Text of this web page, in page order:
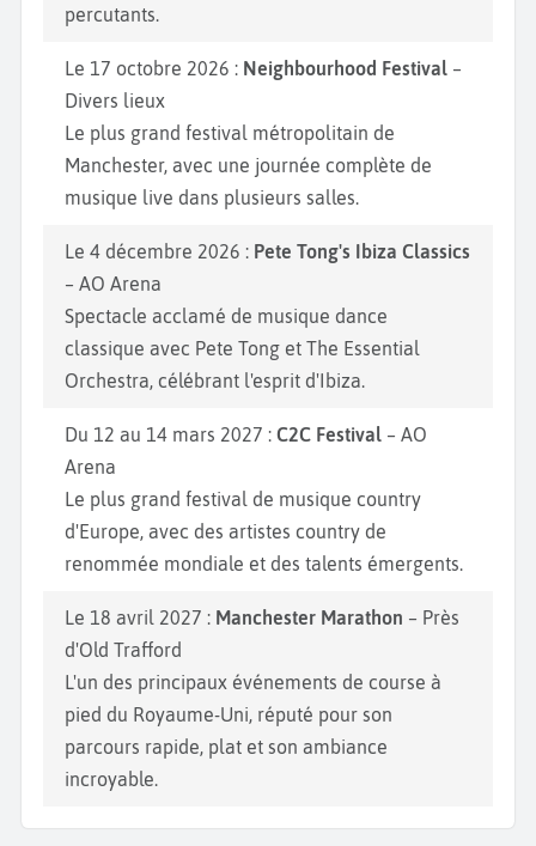
percutants.
Le 17 octobre 2026 : Neighbourhood Festival –
Divers lieux
Le plus grand festival métropolitain de
Manchester, avec une journée complète de
musique live dans plusieurs salles.
Le 4 décembre 2026 : Pete Tong's Ibiza Classics
– AO Arena
Spectacle acclamé de musique dance
classique avec Pete Tong et The Essential
Orchestra, célébrant l'esprit d'Ibiza.
Du 12 au 14 mars 2027 : C2C Festival – AO
Arena
Le plus grand festival de musique country
d'Europe, avec des artistes country de
renommée mondiale et des talents émergents.
Le 18 avril 2027 : Manchester Marathon – Près
d'Old Trafford
L'un des principaux événements de course à
pied du Royaume-Uni, réputé pour son
parcours rapide, plat et son ambiance
incroyable.